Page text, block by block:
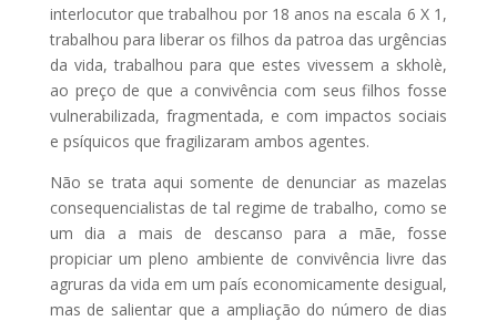
interlocutor que trabalhou por 18 anos na escala 6 X 1,
trabalhou para liberar os filhos da patroa das urgências
da vida, trabalhou para que estes vivessem a skholè,
ao preço de que a convivência com seus filhos fosse
vulnerabilizada, fragmentada, e com impactos sociais
e psíquicos que fragilizaram ambos agentes.
Não se trata aqui somente de denunciar as mazelas
consequencialistas de tal regime de trabalho, como se
um dia a mais de descanso para a mãe, fosse
propiciar um pleno ambiente de convivência livre das
agruras da vida em um país economicamente desigual,
mas de salientar que a ampliação do número de dias